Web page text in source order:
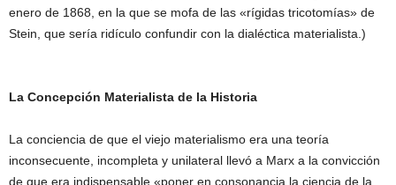
enero de 1868, en la que se mofa de las «rígidas tricotomías» de
Stein, que sería ridículo confundir con la dialéctica materialista.)
La Concepción Materialista de la Historia
La conciencia de que el viejo materialismo era una teoría
inconsecuente, incompleta y unilateral llevó a Marx a la convicción
de que era indispensable «poner en consonancia la ciencia de la